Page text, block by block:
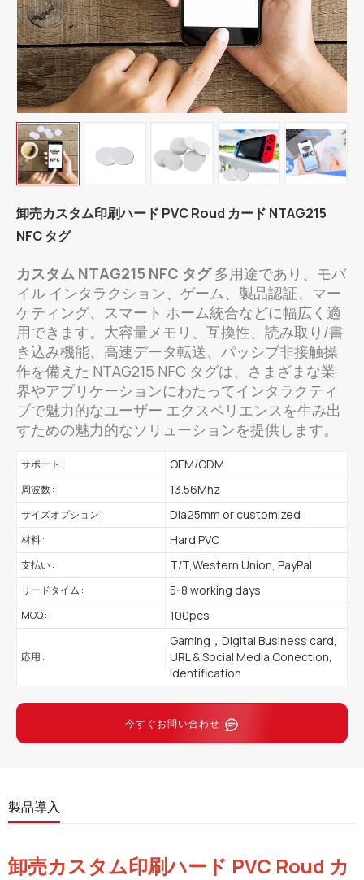
卸売カスタム印刷ハード PVC Roud カード NTAG215
NFC タグ
カスタム NTAG215 NFC タグ多用途であり、モバ
イル インタラクション、ゲーム、製品認証、マー
ケティング、スマート ホーム統合などに幅広く適
用できます。大容量メモリ、互換性、読み取り/書
き込み機能、高速データ転送、パッシブ非接触操
作を備えた NTAG215 NFC タグは、さまざまな業
界やアプリケーションにわたってインタラクティ
ブで魅力的なユーザー エクスペリエンスを生み出
すための魅力的なソリューションを提供します。
サポート : OEM/ODM
周波数 : 13.56Mhz
サイズオプション : Dia25mm or customized
材料 : Hard PVC
支払い : T/T,Western Union, PayPal
リードタイム : 5-8 working days
MOQ : 100pcs
応用 :
Gaming，Digital Business card,
URL & Social Media Conection,
Identification
今すぐお問い合わせ
製品導入
卸売カスタム印刷ハード PVC Roud カ